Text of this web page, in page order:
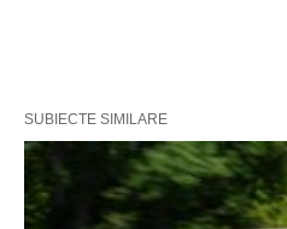
SUBIECTE SIMILARE